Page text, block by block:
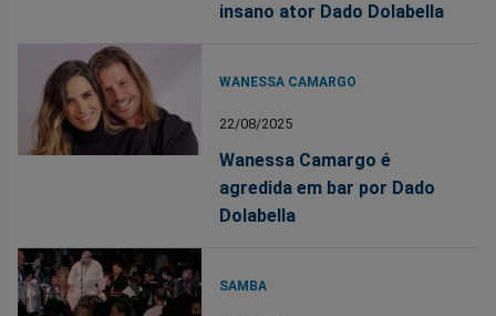
insano ator Dado Dolabella
WANESSA CAMARGO
22/08/2025
Wanessa Camargo é
agredida em bar por Dado
Dolabella
SAMBA